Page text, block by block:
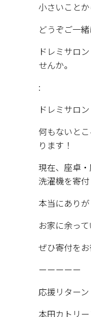
小さいことか
どうぞご一
ドレミサロ
せんか。
:
ドレミサロ
何もないと
ります！
現在、座卓
洗濯機を寄
本当にあり
お家に余っ
ぜひ寄付をお
ーーーーー
応援リターン
本田カトリ